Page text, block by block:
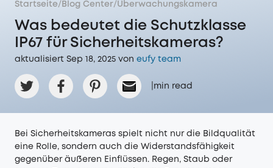
Startseite/ Blog Center/Überwachungskamera
Was bedeutet die Schutzklasse
IP67 für Sicherheitskameras?
aktualisiert Sep 18, 2025 von eufy team
min read
Bei Sicherheitskameras spielt nicht nur die Bildqualität
eine Rolle, sondern auch die Widerstandsfähigkeit
gegenüber äußeren Einflüssen. Regen, Staub oder